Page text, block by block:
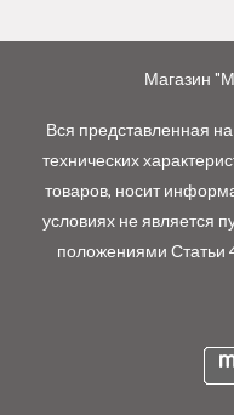
Магазин
Вся представленная
технических
товаров, носит
условиях не является
положениями Статьи